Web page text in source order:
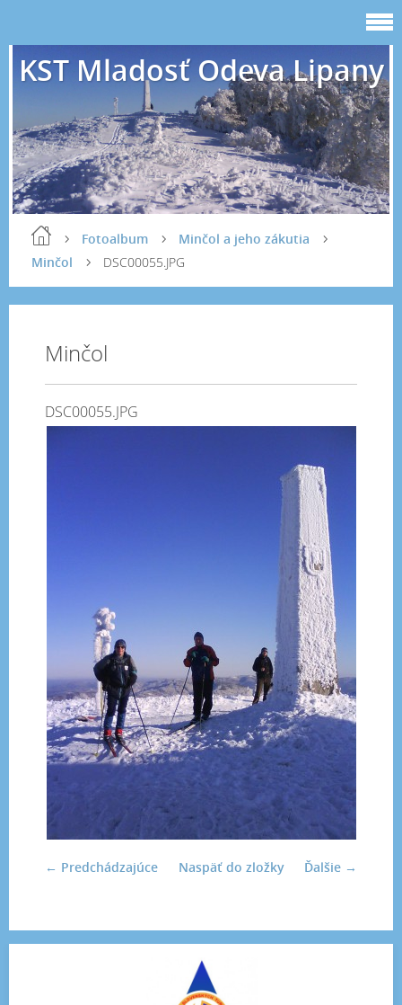
KST Mladosť Odeva Lipany
Fotoalbum
Minčol a jeho zákutia
Minčol
DSC00055.JPG
Minčol
DSC00055.JPG
← Predchádzajúce Ďalšie →
Naspäť do zložky